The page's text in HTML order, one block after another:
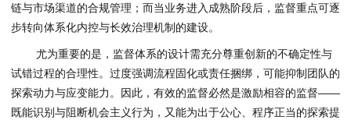
链与市场渠道的合规管理；而当业务进入成熟阶段后，监督重点可逐
步转向体系化内控与长效治理机制的建设。
尤为重要的是，监督体系的设计需充分尊重创新的不确定性与
试错过程的合理性。过度强调流程固化或责任捆绑，可能抑制团队的
探索动力与应变能力。因此，有效的监督必然是激励相容的监督——
既能识别与阻断机会主义行为，又能为出于公心、程序正当的探索提